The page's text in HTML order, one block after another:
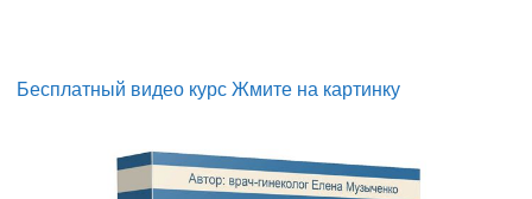
Бесплатный видео курс Жмите на картинку